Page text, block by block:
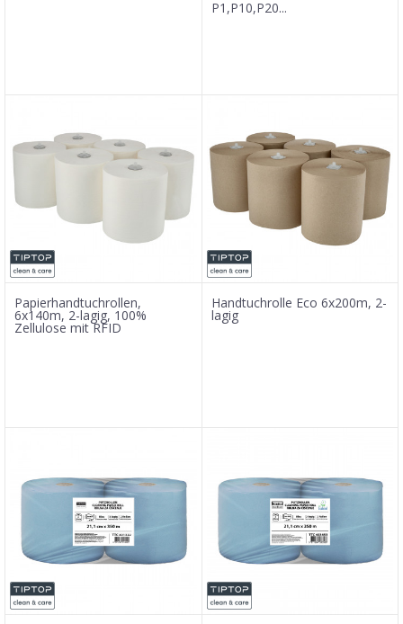
P1,P10,P20...
Papierhandtuchrollen,
6x140m, 2-lagig, 100%
Zellulose mit RFID
Handtuchrolle Eco 6x200m, 2-
lagig